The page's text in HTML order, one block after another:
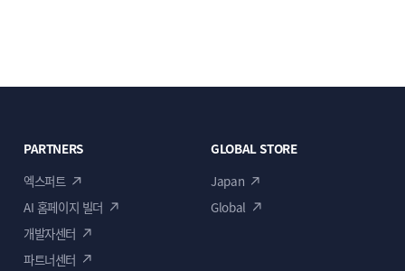
PARTNERS
엑스퍼트
AI 홈페이지 빌더
개발자센터
파트너센터
GLOBAL STORE
Japan
Global